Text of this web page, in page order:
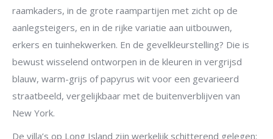
raamkaders, in de grote raampartijen met zicht op de
aanlegsteigers, en in de rijke variatie aan uitbouwen,
erkers en tuinhekwerken. En de gevelkleurstelling? Die is
bewust wisselend ontworpen in de kleuren in vergrijsd
blauw, warm-grijs of papyrus wit voor een gevarieerd
straatbeeld, vergelijkbaar met de buitenverblijven van
New York.
De villa’s op Long Island zijn werkelijk schitterend gelegen: